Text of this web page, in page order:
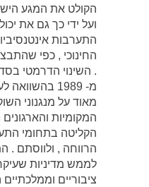
הקולט את המגע
ועל ידי כך גם את
התערבות
החינוכי , כפי
. השינוי הדרמטי
מ- 1989
מאוד על מנגנוני
המקומיות
הקליטה בתחומי
הרווחה , ולווסתם
לממש מדיניות
ציבוריים